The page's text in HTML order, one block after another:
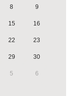
8 9
15 16
22 23
29 30
5 6